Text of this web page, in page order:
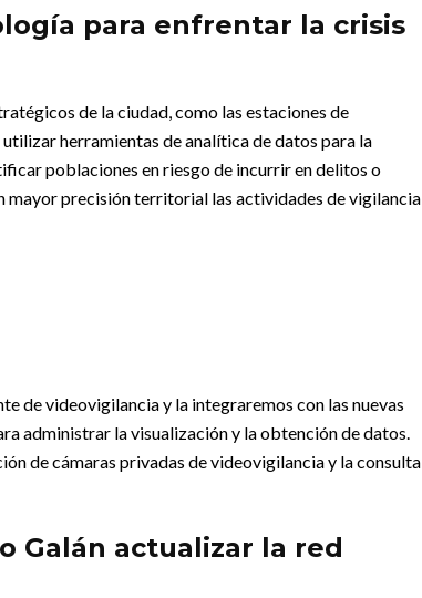
para enfrentar la crisis
de la ciudad, como las estaciones de
herramientas de analítica de datos para la
poblaciones en riesgo de incurrir en delitos o
precisión territorial las actividades de vigilancia
de videovigilancia y la integraremos con las nuevas
administrar la visualización y la obtención de datos.
de cámaras privadas de videovigilancia y la consulta
Galán actualizar la red